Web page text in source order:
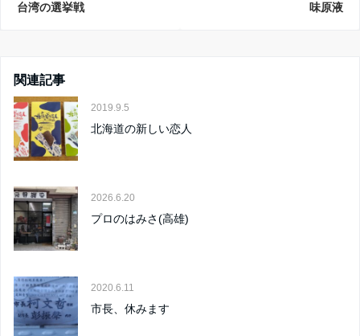
台湾の選挙戦 味原液
関連記事
2019.9.5
北海道の新しい恋人
2026.6.20
プロのはみさ(高雄)
2020.6.11
市長、休みます